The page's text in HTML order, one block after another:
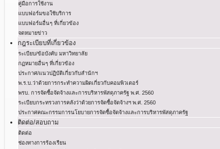
คู่มือการใช้งาน
แบบฟอร์มขอใช้บริการ
แบบฟอร์มอื่นๆ ที่เกี่ยวข้อง
จดหมายข่าว
กฎระเบียบที่เกี่ยวข้อง
ระเบียบ/ข้อบังคับ มหาวิทยาลัย
กฏหมายอื่นๆ ที่เกี่ยวข้อง
ประกาศ/แนวปฏิบัติเกี่ยวกับสำนักฯ
พ.ร.บ.ว่าด้วยการกระทําความผิดเกี่ยวกับคอมพิวเตอร์
พรบ. การจัดซื้อจัดจ้างและการบริหารพัสดุภาครัฐ พ.ศ. 2560
ระเบียบกระทรวงการคลังว่าด้วยการจัดซื้อจัดจ้างฯ พ.ศ. 2560
ประกาศคณะกรรมการนโยบายการจัดซื้อจัดจ้างและการบริหารพัสดุภาครัฐ
ติดต่อ/สอบถาม
ติดต่อ
ช่องทางการร้องเรียน